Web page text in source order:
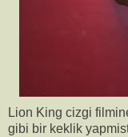
Lion King cizgi
gibi bir keklik